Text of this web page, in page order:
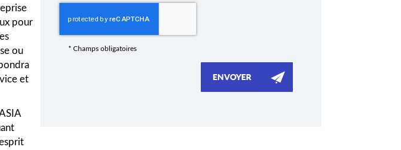
pour
ou
et
* Champs obligatoires